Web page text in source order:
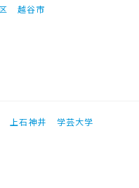
越谷市
上石神井
学芸大学